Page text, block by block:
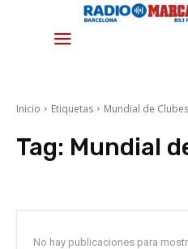
Inicio Etiquetas Mundial de
Tag: Mundial
No hay publicaciones para